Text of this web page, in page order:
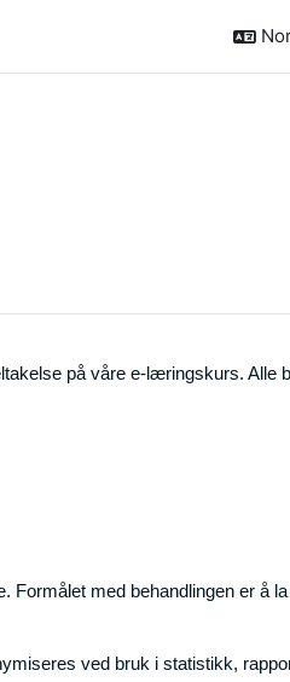
på våre e-læringskurs. Alle
med behandlingen er å
ved bruk i statistikk,